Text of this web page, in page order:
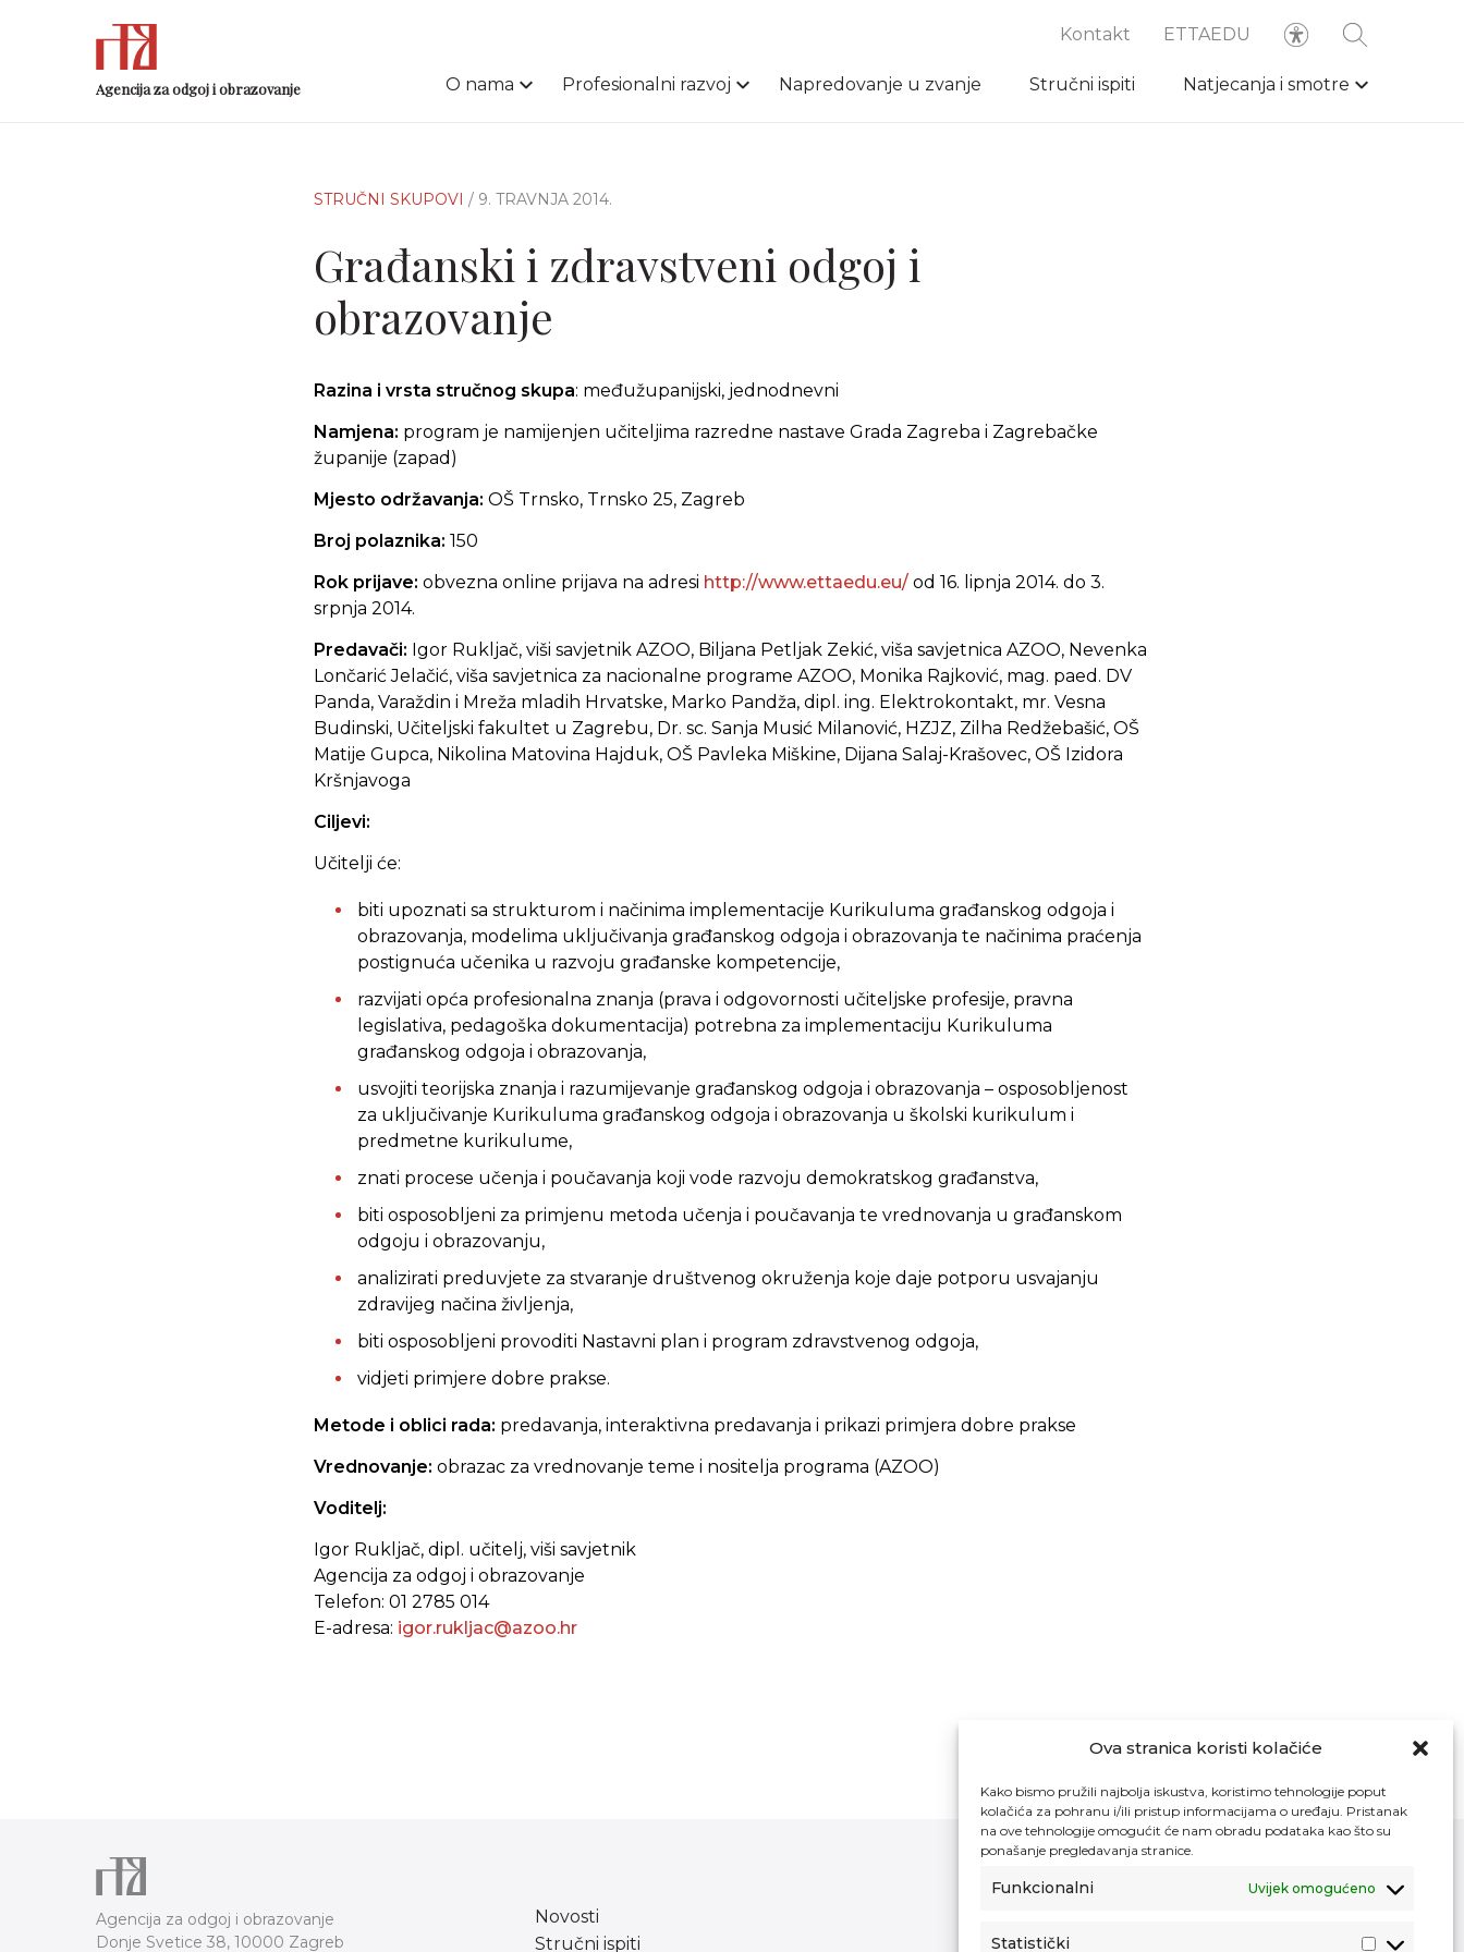
Ova stranica koristi kolačiće
Kako bismo pružili najbolja iskustva, koristimo tehnologije poput
kolačića za pohranu i/ili pristup informacijama o uređaju. Pristanak
na ove tehnologije omogućit će nam obradu podataka kao što su
ponašanje pregledavanja stranice.
Funkcionalni Uvijek omogućeno
Statistički
Agencija za odgoj i obrazovanje
Kontakt ETTAEDU
O nama Profesionalni razvoj Napredovanje u zvanje Stručni ispiti Natjecanja i smotre
STRUČNI SKUPOVI / 9. TRAVNJA 2014.
Građanski i zdravstveni odgoj i
obrazovanje
Razina i vrsta stručnog skupa: međužupanijski, jednodnevni
Namjena: program je namijenjen učiteljima razredne nastave Grada Zagreba i Zagrebačke
županije (zapad)
Mjesto održavanja: OŠ Trnsko, Trnsko 25, Zagreb
Broj polaznika: 150
Rok prijave: obvezna online prijava na adresi http://www.ettaedu.eu/ od 16. lipnja 2014. do 3.
srpnja 2014.
Predavači: Igor Rukljač, viši savjetnik AZOO, Biljana Petljak Zekić, viša savjetnica AZOO, Nevenka
Lončarić Jelačić, viša savjetnica za nacionalne programe AZOO, Monika Rajković, mag. paed. DV
Panda, Varaždin i Mreža mladih Hrvatske, Marko Pandža, dipl. ing. Elektrokontakt, mr. Vesna
Budinski, Učiteljski fakultet u Zagrebu, Dr. sc. Sanja Musić Milanović, HZJZ, Zilha Redžebašić, OŠ
Matije Gupca, Nikolina Matovina Hajduk, OŠ Pavleka Miškine, Dijana Salaj-Krašovec, OŠ Izidora
Kršnjavoga
Ciljevi:
Učitelji će:
biti upoznati sa strukturom i načinima implementacije Kurikuluma građanskog odgoja i
obrazovanja, modelima uključivanja građanskog odgoja i obrazovanja te načinima praćenja
postignuća učenika u razvoju građanske kompetencije,
razvijati opća profesionalna znanja (prava i odgovornosti učiteljske profesije, pravna
legislativa, pedagoška dokumentacija) potrebna za implementaciju Kurikuluma
građanskog odgoja i obrazovanja,
usvojiti teorijska znanja i razumijevanje građanskog odgoja i obrazovanja – osposobljenost
za uključivanje Kurikuluma građanskog odgoja i obrazovanja u školski kurikulum i
predmetne kurikulume,
znati procese učenja i poučavanja koji vode razvoju demokratskog građanstva,
biti osposobljeni za primjenu metoda učenja i poučavanja te vrednovanja u građanskom
odgoju i obrazovanju,
analizirati preduvjete za stvaranje društvenog okruženja koje daje potporu usvajanju
zdravijeg načina življenja,
biti osposobljeni provoditi Nastavni plan i program zdravstvenog odgoja,
vidjeti primjere dobre prakse.
Metode i oblici rada: predavanja, interaktivna predavanja i prikazi primjera dobre prakse
Vrednovanje: obrazac za vrednovanje teme i nositelja programa (AZOO)
Voditelj:
Igor Rukljač, dipl. učitelj, viši savjetnik
Agencija za odgoj i obrazovanje
Telefon: 01 2785 014
E-adresa: igor.rukljac@azoo.hr
Agencija za odgoj i obrazovanje
Donje Svetice 38, 10000 Zagreb
Novosti
Stručni ispiti
Pristup informacijama